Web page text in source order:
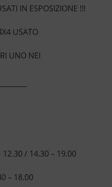
IN ESPOSIZIONE !!!
USATO
UNO NEI
12.30 / 14.30 – 19.00
– 18.00